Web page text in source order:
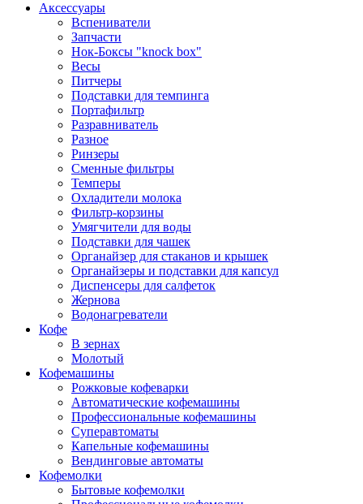
Аксессуары
Вспениватели
Запчасти
Нок-Боксы "knock box"
Весы
Питчеры
Подставки для темпинга
Портафильтр
Разравниватель
Разное
Ринзеры
Сменные фильтры
Темперы
Охладители молока
Фильтр-корзины
Умягчители для воды
Подставки для чашек
Органайзер для стаканов и крышек
Органайзеры и подставки для капсул
Диспенсеры для салфеток
Жернова
Водонагреватели
Кофе
В зернах
Молотый
Кофемашины
Рожковые кофеварки
Автоматические кофемашины
Профессиональные кофемашины
Суперавтоматы
Капельные кофемашины
Вендинговые автоматы
Кофемолки
Бытовые кофемолки